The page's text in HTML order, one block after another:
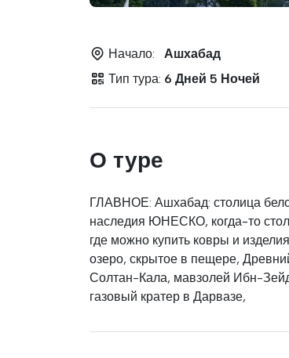
Начало: Ашхабад
Тип тура: 6 Дней 5 Ночей
О туре
ГЛАВНОЕ: Ашхабад: столица
наследия ЮНЕСКО, когда-то
где можно купить ковры и
озеро, скрытое в пещере,
Солтан-Кала, мавзолей Ибн-
газовый кратер в Дарвазе,